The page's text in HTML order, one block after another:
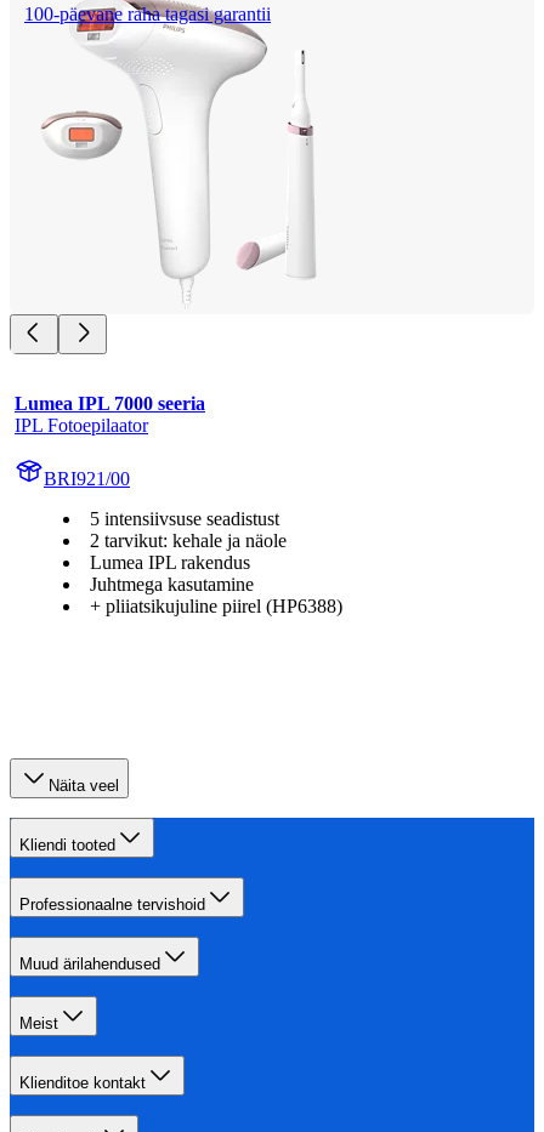
100-päevane raha tagasi garantii
Lumea IPL 7000 seeria
IPL Fotoepilaator
BRI921/00
5 intensiivsuse seadistust
2 tarvikut: kehale ja näole
Lumea IPL rakendus
Juhtmega kasutamine
+ pliiatsikujuline piirel (HP6388)
Näita veel
Kliendi tooted
Professionaalne tervishoid
Muud ärilahendused
Meist
Klienditoe kontakt